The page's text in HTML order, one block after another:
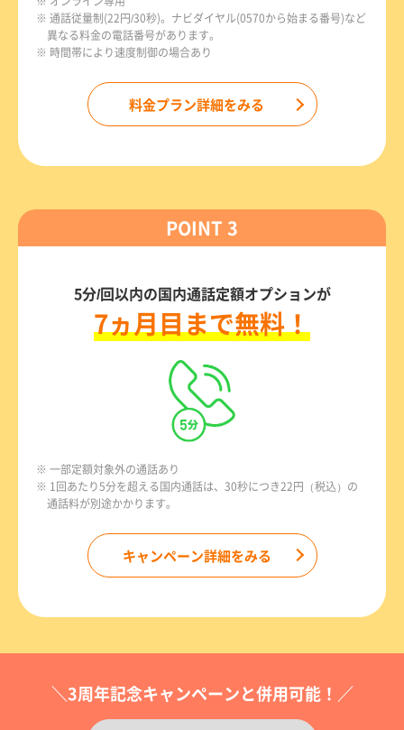
※ 通話従量制(22円/30秒)。ナビダイヤル(0570から始まる番号)など
異なる料金の電話番号があります。
※ 時間帯により速度制御の場合あり
料金プラン詳細をみる
POINT 3
5分/回以内の国内通話定額オプションが
7ヵ月目まで無料！
※ 一部定額対象外の通話あり
※ 1回あたり5分を超える国内通話は、30秒につき22円（税込）の
通話料が別途かかります。
キャンペーン詳細をみる
＼3周年記念キャンペーンと併用可能！／